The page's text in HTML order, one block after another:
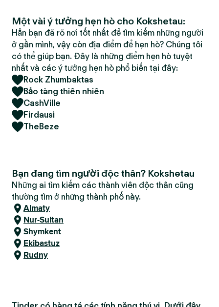
Một vài ý tưởng hẹn hò cho Kokshetau:
Hẳn bạn đã rõ nơi tốt nhất để tìm kiếm những người
ở gần mình, vậy còn địa điểm để hẹn hò? Chúng tôi
có thể giúp bạn. Đây là những điểm hẹn hò tuyệt
nhất và các ý tưởng hẹn hò phổ biến tại đây:
Rock Zhumbaktas
Bảo tàng thiên nhiên
CashVille
Firdausi
TheBeze
Bạn đang tìm người độc thân? Kokshetau
Những ai tìm kiếm các thành viên độc thân cũng
thường tìm ở những thành phố này.
Almaty
Nur-Sultan
Shymkent
Ekibastuz
Rudny